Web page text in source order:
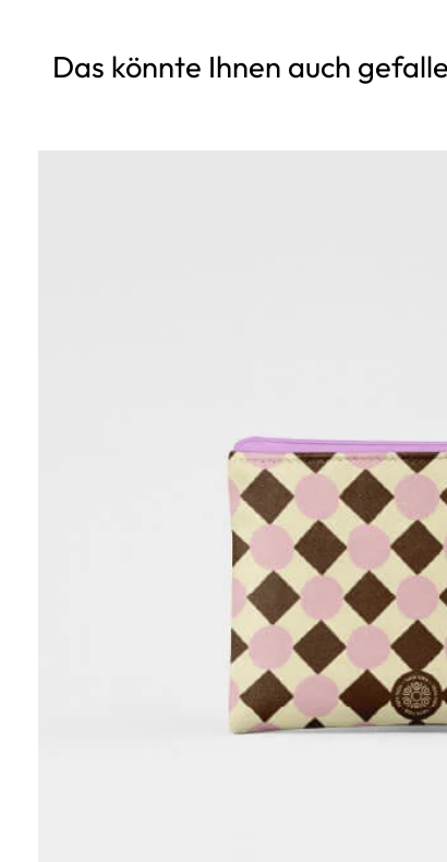
Das könnte Ihnen auch